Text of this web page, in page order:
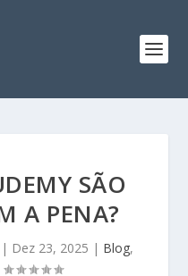
SÃO
A PENA?
| Dez 23, 2025 | Blog,